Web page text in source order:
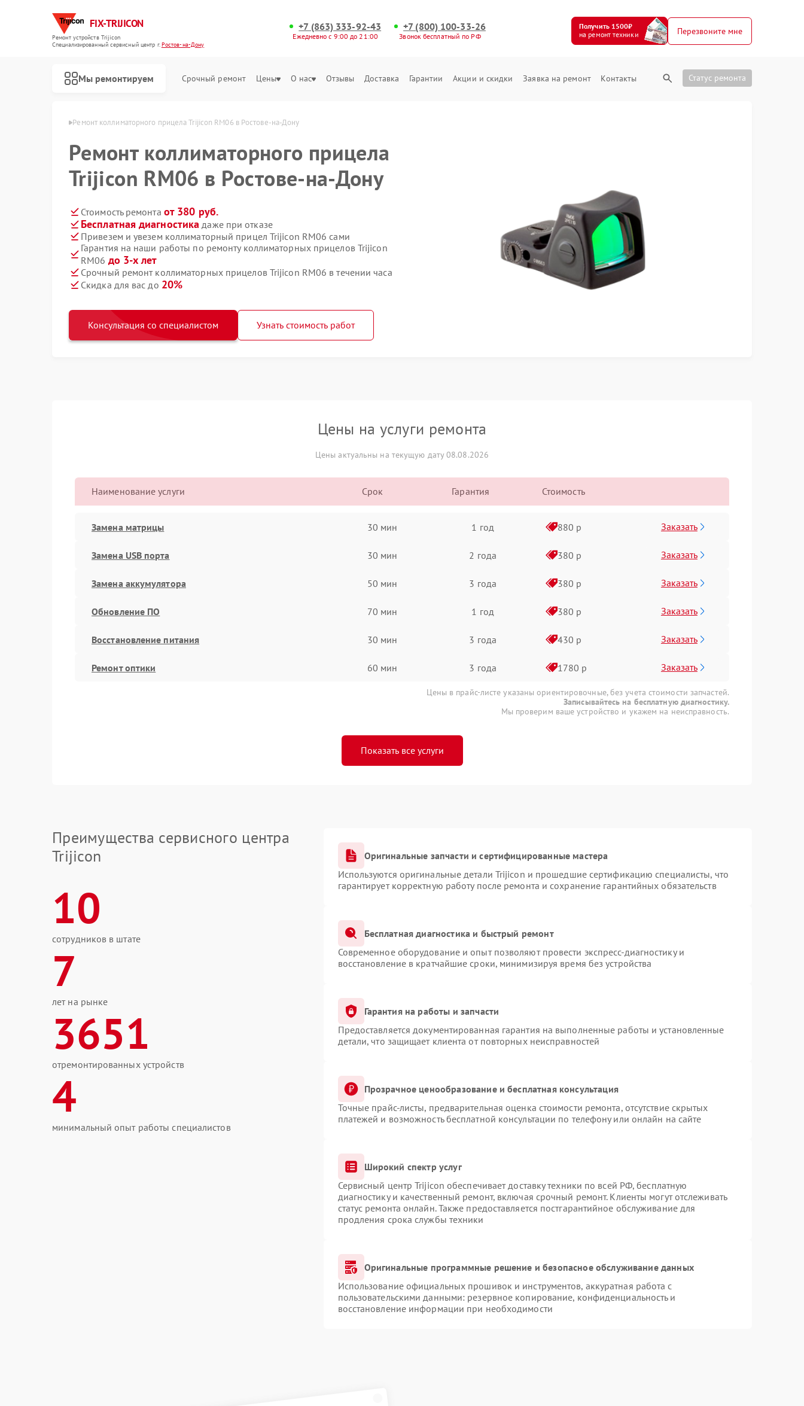
FIX-TRIJICON
Ремонт устройств Trijicon
Специализированный cервисный центр г.Ростов-на-Дону
+7 (863) 333-92-43
Ежедневно с 9:00 до 21:00
+7 (800) 100-33-26
Звонок бесплатный по РФ
Получить 1500₽
на ремонт техники
Перезвоните мне
Мы ремонтируем Срочный ремонт Цены О нас Отзывы Доставка Гарантии Акции и скидки Заявка на ремонт Контакты Статус ремонта
в Ростове-на-Дону Ремонт коллиматорного прицела Trijicon RM06 в Ростове-на-Дону
Ремонт коллиматорного прицела
Trijicon RM06 в Ростове-на-Дону
Стоимость ремонта от 380 руб.
Бесплатная диагностика даже при отказе
Привезем и увезем коллиматорный прицел Trijicon RM06 сами
Гарантия на наши работы по ремонту коллиматорных прицелов Trijicon
RM06 до 3-х лет
Срочный ремонт коллиматорных прицелов Trijicon RM06 в течении часа
Скидка для вас до 20%
Консультация со специалистом Узнать стоимость работ
Цены на услуги ремонта
Цены актуальны на текущую дату 08.08.2026
Наименование услуги Срок Гарантия Стоимость
Замена матрицы 30 мин 1 год 880 р Заказать
Замена USB порта 30 мин 2 года 380 р Заказать
Замена аккумулятора 50 мин 3 года 380 р Заказать
Обновление ПО 70 мин 1 год 380 р Заказать
Восстановление питания 30 мин 3 года 430 р Заказать
Ремонт оптики 60 мин 3 года 1780 р Заказать
Цены в прайс-листе указаны ориентировочные, без учета стоимости запчастей.
Записывайтесь на бесплатную диагностику.
Мы проверим ваше устройство и укажем на неисправность.
Показать все услуги
Преимущества сервисного центра
Trijicon
10
сотрудников в штате
7
лет на рынке
3651
отремонтированных устройств
4
минимальный опыт работы специалистов
Оригинальные запчасти и сертифицированные мастера
Используются оригинальные детали Trijicon и прошедшие сертификацию специалисты, что
гарантирует корректную работу после ремонта и сохранение гарантийных обязательств
Бесплатная диагностика и быстрый ремонт
Современное оборудование и опыт позволяют провести экспресс-диагностику и
восстановление в кратчайшие сроки, минимизируя время без устройства
Гарантия на работы и запчасти
Предоставляется документированная гарантия на выполненные работы и установленные
детали, что защищает клиента от повторных неисправностей
Прозрачное ценообразование и бесплатная консультация
Точные прайс-листы, предварительная оценка стоимости ремонта, отсутствие скрытых
платежей и возможность бесплатной консультации по телефону или онлайн на сайте
Широкий спектр услуг
Сервисный центр Trijicon обеспечивает доставку техники по всей РФ, бесплатную
диагностику и качественный ремонт, включая срочный ремонт. Клиенты могут отслеживать
статус ремонта онлайн. Также предоставляется постгарантийное обслуживание для
продления срока службы техники
Оригинальные программные решение и безопасное обслуживание данных
Использование официальных прошивок и инструментов, аккуратная работа с
пользовательскими данными: резервное копирование, конфиденциальность и
восстановление информации при необходимости